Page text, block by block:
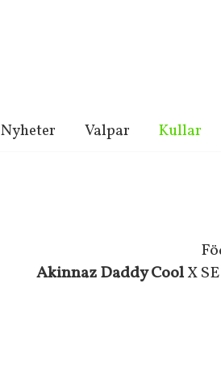
Nyheter Valpar Kullar
Akinnaz Daddy CoolX